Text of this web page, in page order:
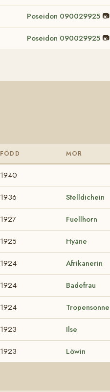
Poseidon 090029925 📷
Poseidon 090029925 📷
FÖDD MOR
1940
1936 Stelldichein
1927 Fuellhorn
1925 Hyäne
1924 Afrikanerin
1924 Badefrau
1924 Tropensonne
1923 Ilse
1923 Löwin